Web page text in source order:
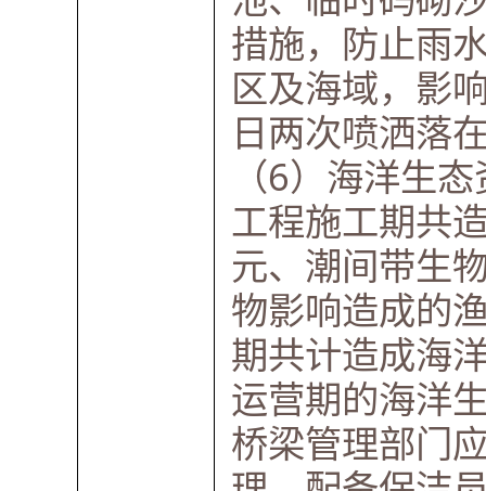
措施，防止雨
区及海域，影
日两次喷洒落
（6）海洋生
工程施工期共
元、潮间带生
物影响造成的
期共计造成海
运营期的海洋
桥梁管理部门